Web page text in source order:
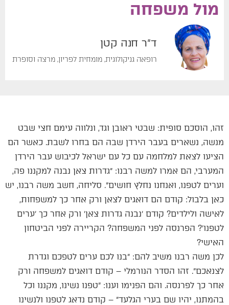
מול משפחה
ד"ר חנה קטן
רופאה גניקולוגית, מומחית לפריון, מרצה וסופרת
זהו, הוסכם סופית: שבטי ראובן וגד, ונלווה עימם חצי שבט
מנשה, נשארים בעבר הירדן שבה הם בחרו לשבת. כאשר הם
הציעו לצאת למלחמה עם כל עם ישראל לכיבוש עבר הירדן
המערבי, הם אמרו למשה רבנו: ״גדרות צאן נבנה למקננו פה,
וערים לטפנו, ואנחנו נחלץ חושים״. סליחה, חשב משה רבנו, יש
כאן בלבול: קודם הם דואגים לצאן ורק אחר כך למשפחות,
לאישה ולילדים? קודם ׳נבנה גדרות צאן׳ ורק אחר כך ׳ערים
לטפנו׳? הפרנסה לפני המשפחה? הקריירה לפני הביטחון
האישי?
לכן משה רבנו משיב להם: ״בנו לכם ערים לטפכם וגדרת
לצנאכם״. זהו הסדר הנורמלי – קודם דואגים למשפחה ורק
אחר כך לפרנסה. והם הפנימו וענו: ״טפנו נשינו, מקננו וכל
בהמתנו, יהיו שם בערי הגלעד״ – קודם נדאג לטפנו ולנשינו